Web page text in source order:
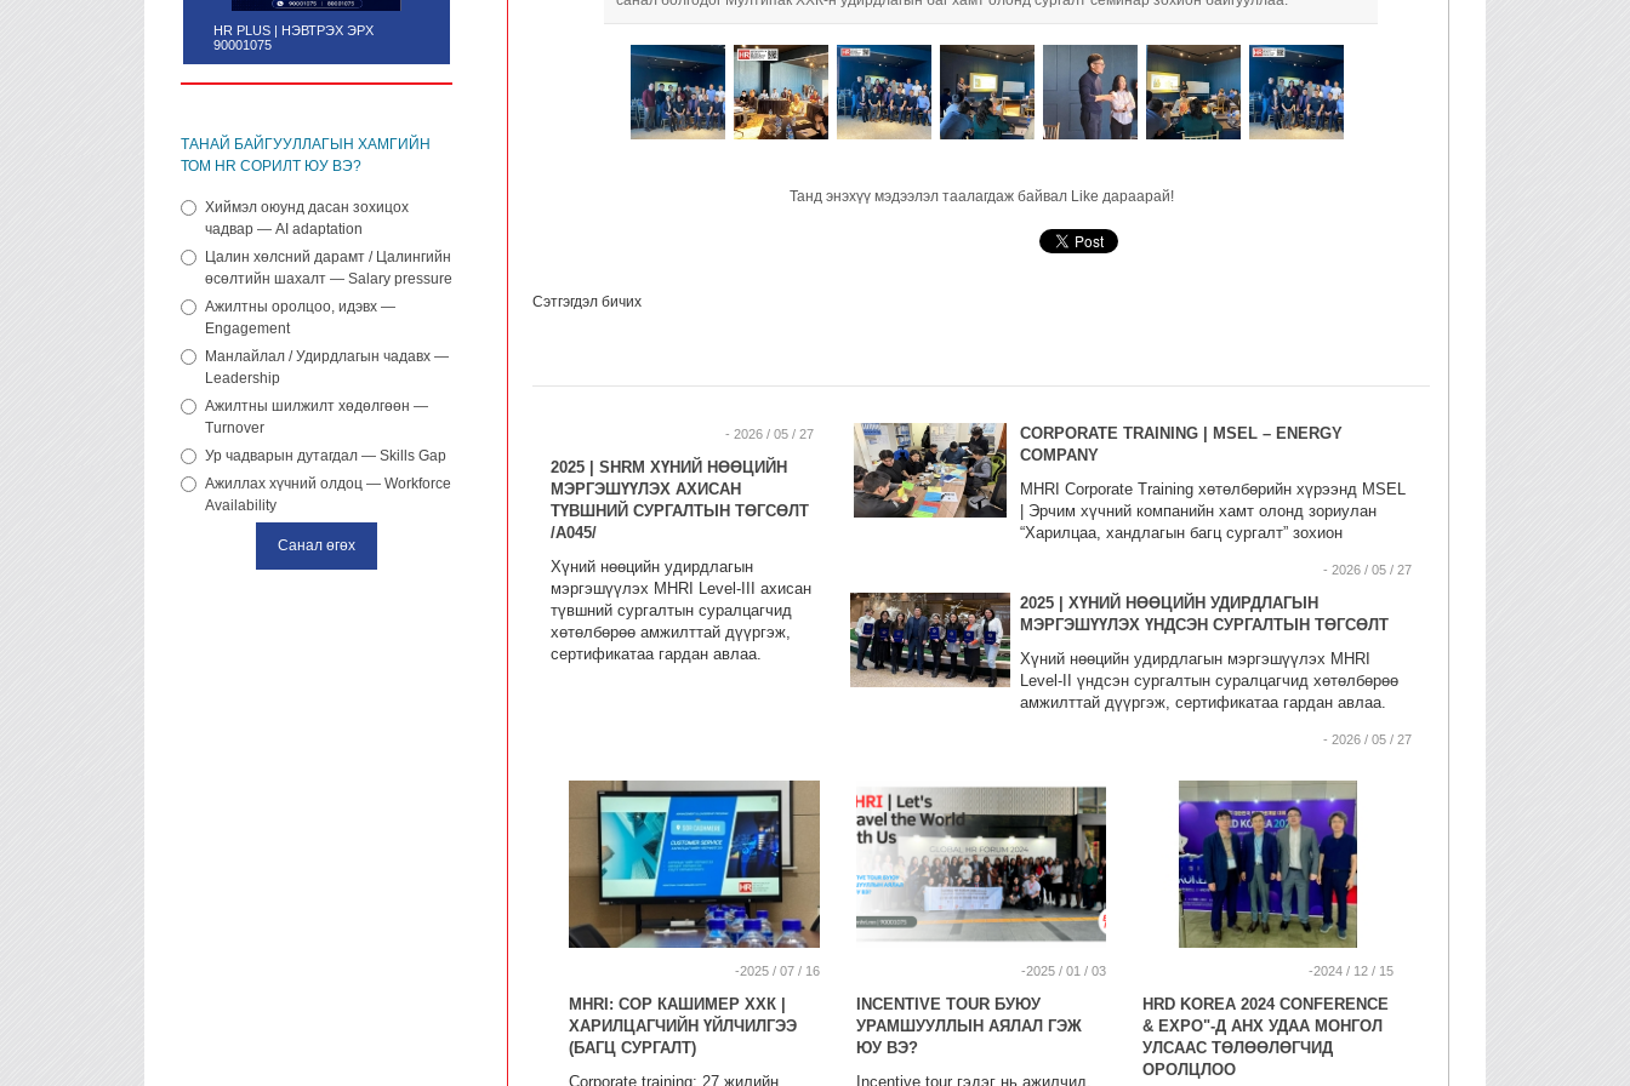
HR PLUS | НЭВТРЭХ ЭРХ
90001075
HUMAN CAPITAL СЭТГҮҮЛ.
ДУГААР. (¹31)
ТАНАЙ БАЙГУУЛЛАГЫН ХАМГИЙН
ТОМ HR СОРИЛТ ЮУ ВЭ?
Хиймэл оюунд дасан зохицох
чадвар — AI adaptation
Цалин хөлсний дарамт / Цалингийн
өсөлтийн шахалт — Salary pressure
Ажилтны оролцоо, идэвх —
Engagement
Манлайлал / Удирдлагын чадавх —
Leadership
Ажилтны шилжилт хөдөлгөөн —
Turnover
Ур чадварын дутагдал — Skills Gap
Ажиллах хүчний олдоц — Workforce
Availability
Танд энэхүү мэдээлэл таалагдаж байвал Like дараарай!
Сэтгэгдэл бичих
- 2026 / 05 / 27
2025 | SHRM ХҮНИЙ НӨӨЦИЙН
МЭРГЭШҮҮЛЭХ АХИСАН
ТҮВШНИЙ СУРГАЛТЫН ТӨГСӨЛТ
/A045/
Хүний нөөцийн удирдлагын
мэргэшүүлэх MHRI Level-III ахисан
түвшний сургалтын суралцагчид
хөтөлбөрөө амжилттай дүүргэж,
сертификатаа гардан авлаа.
CORPORATE TRAINING | MSEL – ENERGY
COMPANY
MHRI Corporate Training хөтөлбөрийн хүрээнд MSEL
| Эрчим хүчний компанийн хамт олонд зориулан
“Харилцаа, хандлагын багц сургалт” зохион
- 2026 / 05 / 27
2025 | ХҮНИЙ НӨӨЦИЙН УДИРДЛАГЫН
МЭРГЭШҮҮЛЭХ ҮНДСЭН СУРГАЛТЫН ТӨГСӨЛТ
Хүний нөөцийн удирдлагын мэргэшүүлэх MHRI
Level-II үндсэн сургалтын суралцагчид хөтөлбөрөө
амжилттай дүүргэж, сертификатаа гардан авлаа.
- 2026 / 05 / 27
-2025 / 07 / 16
MHRI: СОР КАШИМЕР ХХК |
ХАРИЛЦАГЧИЙН ҮЙЛЧИЛГЭЭ
(БАГЦ СУРГАЛТ)
Corporate training: 27 жилийн
-2025 / 01 / 03
INCENTIVE TOUR БУЮУ
УРАМШУУЛЛЫН АЯЛАЛ ГЭЖ
ЮУ ВЭ?
Incentive tour гэдэг нь ажилчид,
-2024 / 12 / 15
HRD KOREA 2024 CONFERENCE
& EXPO"-Д АНХ УДАА МОНГОЛ
УЛСААС ТӨЛӨӨЛӨГЧИД
ОРОЛЦЛОО